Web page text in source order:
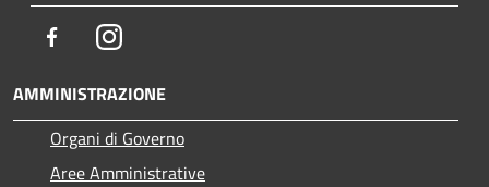
FacebookInstagram
AMMINISTRAZIONE
Organi di Governo
Aree Amministrative